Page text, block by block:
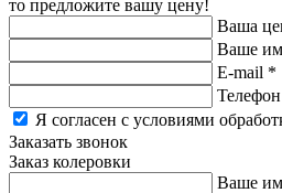
то предложите вашу цену!
Ваша
Ваше
E-mail *
Телефон
Я согласен с условиями
Заказать звонок
Заказ колеровки
Ваше